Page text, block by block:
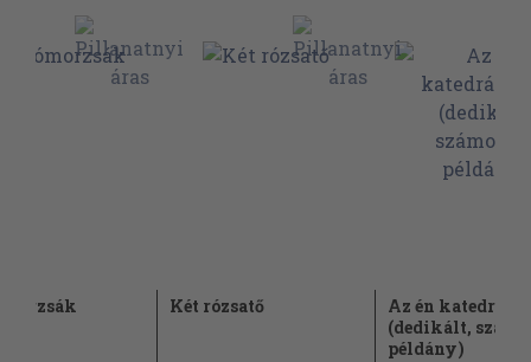
Két rózsatő
Az én
(dedikált,
példány)